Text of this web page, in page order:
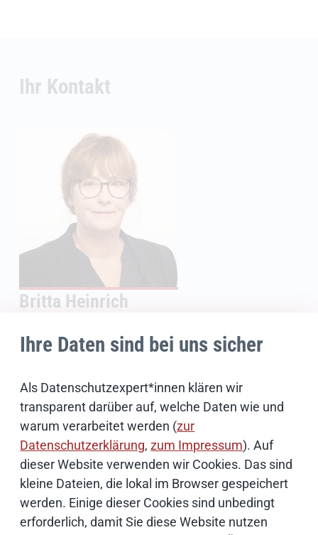
Ihre Daten sind bei uns sicher
Als Datenschutzexpert*innen klären wir
transparent darüber auf, welche Daten wie und
warum verarbeitet werden (zur
Datenschutzerklärung,zum Impressum). Auf
dieser Website verwenden wir Cookies. Das sind
kleine Dateien, die lokal im Browser gespeichert
werden. Einige dieser Cookies sind unbedingt
erforderlich, damit Sie diese Website nutzen
Ihr Kontakt
Britta Heinrich
Pressesprecherin
0171 3342284
E-Mail schreiben